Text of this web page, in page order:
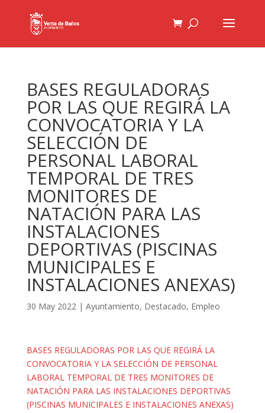
BASES REGULADORAS
POR LAS QUE REGIRÁ LA
CONVOCATORIA Y LA
SELECCIÓN DE
PERSONAL LABORAL
TEMPORAL DE TRES
MONITORES DE
NATACIÓN PARA LAS
INSTALACIONES
DEPORTIVAS (PISCINAS
MUNICIPALES E
INSTALACIONES ANEXAS)
30 May 2022| Ayuntamiento, Destacado, Empleo
BASES REGULADORAS POR LAS QUE REGIRÁ LA
CONVOCATORIA Y LA SELECCIÓN DE PERSONAL
LABORAL TEMPORAL DE TRES MONITORES DE
NATACIÓN PARA LAS INSTALACIONES DEPORTIVAS
(PISCINAS MUNICIPALES E INSTALACIONES ANEXAS)